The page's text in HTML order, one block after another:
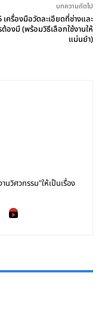
บทความถัดไป
เครื่องมือวัดละเอียดที่ช่างและ
องมี (พร้อมวิธีเลือกใช้งานให้
แม่นยำ)
นวิศวกรรม"ให้เป็นเรื่อง